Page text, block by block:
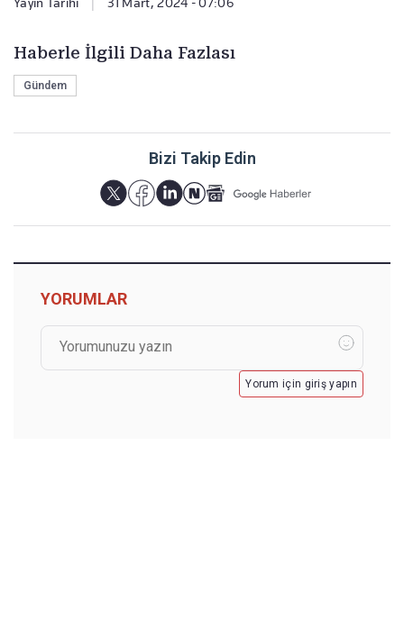
Haberle İlgili Daha Fazlası
Gündem
Bizi Takip Edin
YORUMLAR
Yorum için giriş yapın